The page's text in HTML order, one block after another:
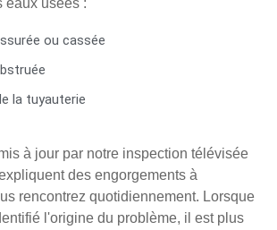
ou cassée
la tuyauterie
à jour par notre inspection télévisée
des engorgements à
rencontrez quotidiennement. Lorsque
l'origine du problème, il est plus